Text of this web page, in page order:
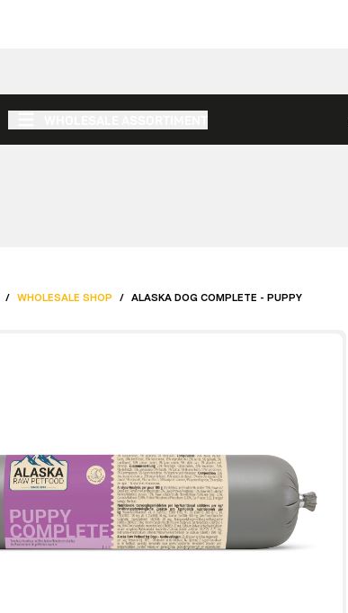
/ WHOLESALE SHOP / ALASKA DOG COMPLETE - PUPPY